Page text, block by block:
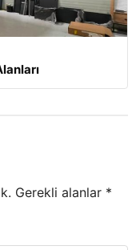
Gerekli alanlar *